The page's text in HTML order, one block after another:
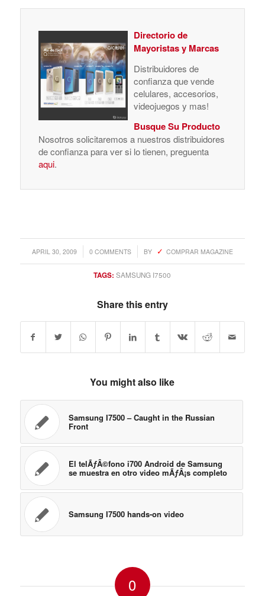
Directorio de
Mayoristas y Marcas
Distribuidores de
confianza que vende
celulares, accesorios,
videojuegos y mas!
Busque Su Producto
Nosotros solicitaremos a nuestros distribuidores
de confianza para ver si lo tienen, preguenta
aqui.
APRIL 30, 2009
/ 0 COMMENTS
/ BY COMPRAR MAGAZINE
TAGS: SAMSUNG I7500
Share this entry
You might also like
Samsung I7500 – Caught in the Russian
Front
El telÃƒÂ©fono i700 Android de Samsung
se muestra en otro video mÃƒÂ¡s completo
Samsung I7500 hands-on video
0